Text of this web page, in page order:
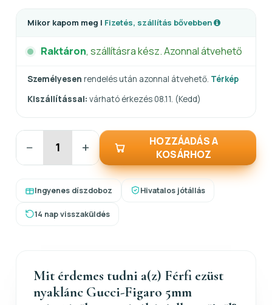
Mikor kapom meg | Fizetés, szállítás bővebben
Raktáron, szállításra kész. Azonnal átvehető
Személyesen rendelés után azonnal átvehető. Térkép
Kiszállítással: várható érkezés 08.11. (Kedd)
− +
HOZZÁADÁS A
KOSÁRHOZ
Ingyenes díszdoboz Hivatalos jótállás
14 nap visszaküldés
Mit érdemes tudni a(z) Férfi ezüst
nyaklánc Gucci-Figaro 5mm